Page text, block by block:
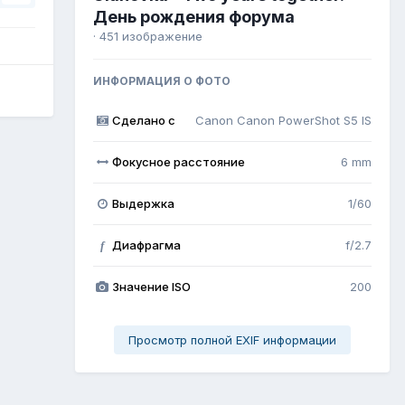
День рождения форума
· 451 изображение
ИНФОРМАЦИЯ О ФОТО
Сделано с Canon Canon PowerShot S5 IS
Фокусное расстояние 6 mm
Выдержка 1/60
f Диафрагма f/2.7
Значение ISO 200
Просмотр полной EXIF информации